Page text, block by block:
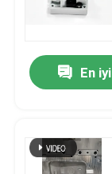
VİDEOLAR
Hakkımızda
Kalite kontrol
En